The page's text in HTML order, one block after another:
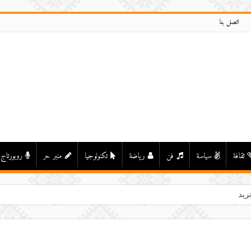
اتصل بنا
ثقافة سياسة فن رياضة تكنولوجيا منبر حر روبورتاج